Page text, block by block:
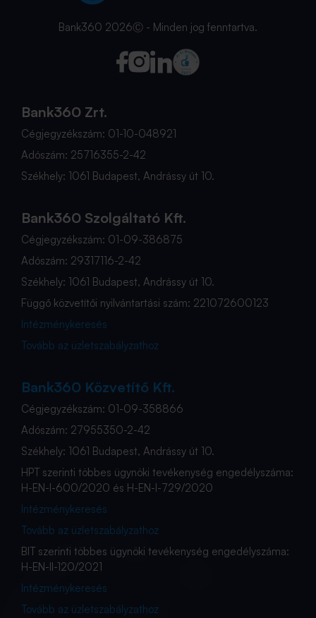
Bank360 2026Ⓒ - Minden jog fenntartva.
Bank360 Zrt.
Cégjegyzékszám: 01-10-048921
Adószám: 25716355-2-42
Székhely: 1061 Budapest, Andrássy út 10.
Bank360 Szolgáltató Kft.
Cégjegyzékszám: 01-09-386875
Adószám: 29317116-2-42
Székhely: 1061 Budapest, Andrássy út 10.
Függő közvetítői nyilvántartási szám: 221072600123
Intézménykeresés
Tovább az üzletszabályzathoz
Bank360 Közvetítő Kft.
Cégjegyzékszám: 01-09-358866
Adószám: 27955350-2-42
Székhely: 1061 Budapest, Andrássy út 10.
HPT szerinti többes ügynöki tevékenység engedélyszáma:
H-EN-I-600/2020 és H-EN-I-729/2020
Intézménykeresés
Tovább az üzletszabályzathoz
BIT szerinti többes ügynöki tevékenység engedélyszáma:
H-EN-II-120/2021
Intézménykeresés
Tovább az üzletszabályzathoz